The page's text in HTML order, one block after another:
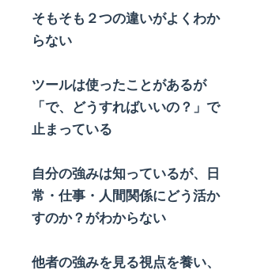
そもそも２つの違いがよくわか
らない
ツールは使ったことがあるが
「で、どうすればいいの？」で
止まっている
自分の強みは知っているが、日
常・仕事・人間関係にどう活か
すのか？がわからない
​他者の強みを見る視点を養い、